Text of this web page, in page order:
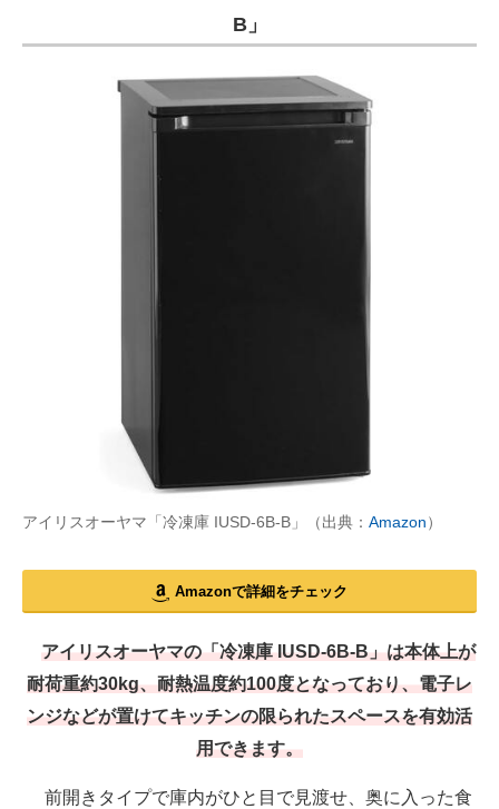
B」
アイリスオーヤマ「冷凍庫 IUSD-6B-B」（出典： Amazon）
Amazonで詳細をチェック
アイリスオーヤマの「冷凍庫 IUSD-6B-B」は本体上が
耐荷重約30kg、耐熱温度約100度となっており、電子レ
ンジなどが置けてキッチンの限られたスペースを有効活
用できます。
前開きタイプで庫内がひと目で見渡せ、奥に入った食